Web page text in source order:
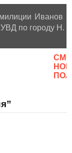
Иванов
по городу Н.